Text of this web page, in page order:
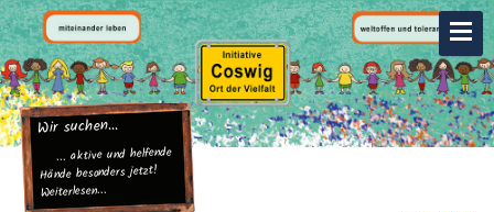
Wir suchen...
... aktive und helfende
Hände besonders jetzt!
Weiterlesen...